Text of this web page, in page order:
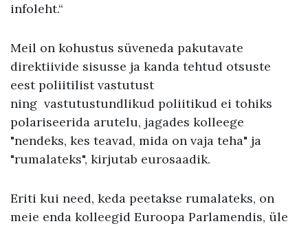
infoleht.“
Meil on kohustus süveneda pakutavate
direktiivide sisusse ja kanda tehtud otsuste
eest poliitilist vastutust
ning vastutustundlikud poliitikud ei tohiks
polariseerida arutelu, jagades kolleege
"nendeks, kes teavad, mida on vaja teha" ja
"rumalateks", kirjutab eurosaadik.
Eriti kui need, keda peetakse rumalateks, on
meie enda kolleegid Euroopa Parlamendis, üle